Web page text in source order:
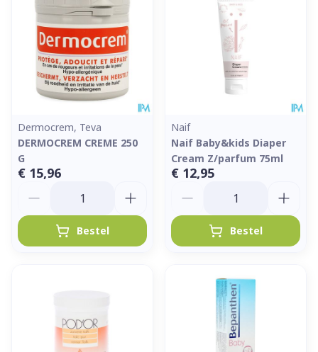
Dermocrem, Teva
DERMOCREM CREME 250
G
€ 15,96
Bestel
Naif
Naif Baby&kids Diaper
Cream Z/parfum 75ml
€ 12,95
Bestel